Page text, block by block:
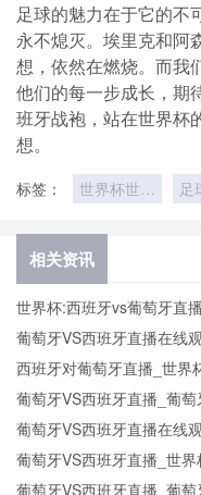
足球的魅力在于它的不
永不熄灭。埃里克和阿
想，依然在燃烧。而我
他们的每一步成长，期
班牙战袍，站在世界杯
想。
标签：
世界杯世界
营
足
相关资讯
世界杯:西班牙vs葡萄牙直
今日西班牙vs葡萄牙直播
葡萄牙VS西班牙直播在线
VS西班牙比赛观看直达入
西班牙对葡萄牙直播_世界
界杯西班牙对葡萄牙直播
葡萄牙VS西班牙直播_葡
班牙实时全场直播入口
葡萄牙VS西班牙直播在线
VS西班牙比赛观看直达入
葡萄牙VS西班牙直播_世
牙在线高清直播
葡萄牙VS西班牙直播_葡